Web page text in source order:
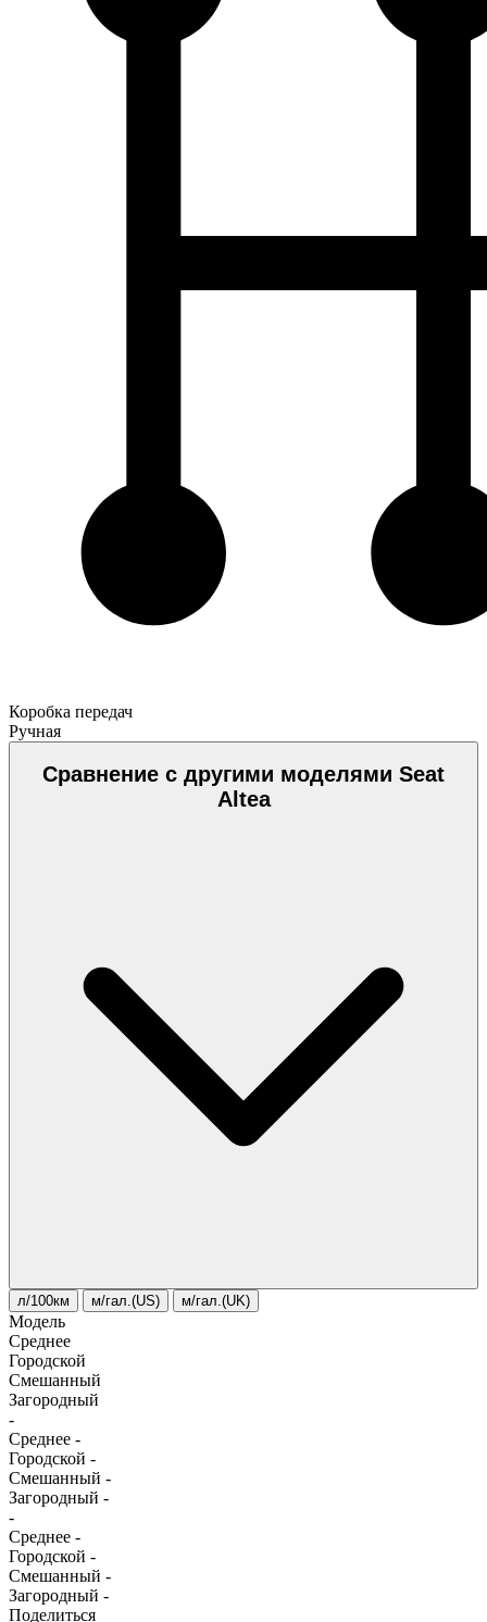
Коробка передач
Ручная
Сравнение с другими моделями Seat
Altea
л/100км м/гал.(US) м/гал.(UK)
Модель
Среднее
Городской
Смешанный
Загородный
-
Среднее -
Городской -
Смешанный -
Загородный -
-
Среднее -
Городской -
Смешанный -
Загородный -
Поделиться